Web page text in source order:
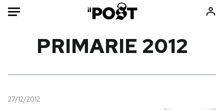
Mondo
PRIMARIE 2012
27/12/2012